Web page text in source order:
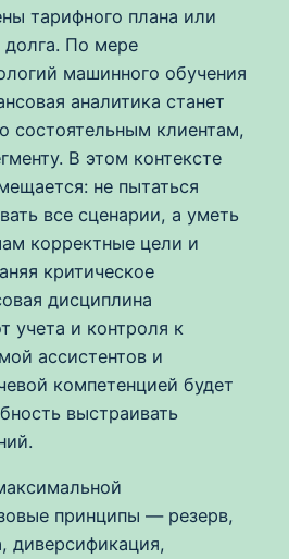
тарифного плана или
долга. По мере
машинного обучения
аналитика станет
состоятельным клиентам,
В этом контексте
не пытаться
все сценарии, а уметь
корректные цели и
критическое
дисциплина
учета и контроля к
ассистентов и
компетенцией будет
выстраивать
принципы — резерв,
диверсификация,